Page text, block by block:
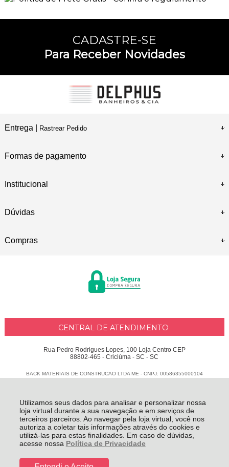
Utilizamos seus dados para analisar e personalizar nossa
loja virtual durante a sua navegação e em serviços de
terceiros parceiros. Ao navegar pela loja virtual, você nos
autoriza a coletar tais informações através do cookies e
utilizá-las para estas finalidades. Em caso de dúvidas,
acesse nossa Política de Privacidade
CADASTRE-SE
Para Receber Novidades
Entrega | Rastrear Pedido
Formas de pagamento
Institucional
Dúvidas
Compras
CENTRAL DE ATENDIMENTO
Rua Pedro Rodrigues Lopes, 100 Loja Centro CEP
88802-465 - Criciúma - SC - SC
BACK MATERIAIS DE CONSTRUCAO LTDA ME - CNPJ: 00586355000104